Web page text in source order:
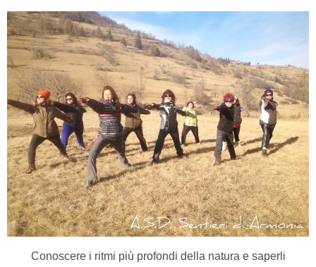
Conoscere i ritmi più profondi della natura e saperli